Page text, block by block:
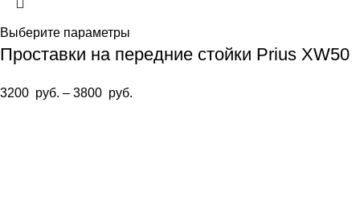
Выберите параметры
Проставки на передние стойки Prius XW50
3200 руб. – 3800 руб.